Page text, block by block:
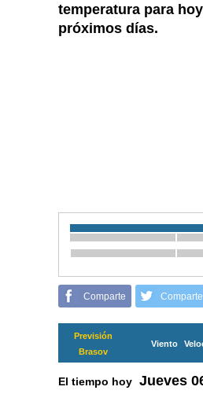
temperatura para
próximos días.
Comparte Comparte
Previsión
Brasov
Viento
El tiempo hoy Jueves